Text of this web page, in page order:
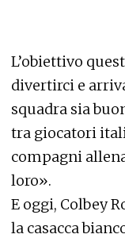
L’obiettivo
divertirci e
squadra sia
tra giocatori
compagni
loro».
E oggi, Colbey
la casacca